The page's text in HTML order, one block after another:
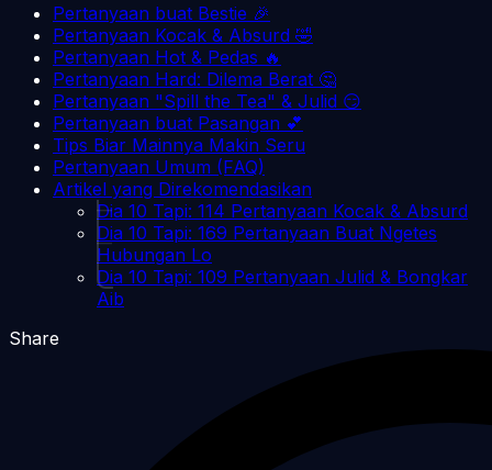
Pertanyaan buat Bestie 🎉
Pertanyaan Kocak & Absurd 🤣
Pertanyaan Hot & Pedas 🔥
Pertanyaan Hard: Dilema Berat 🤔
Pertanyaan "Spill the Tea" & Julid 😏
Pertanyaan buat Pasangan 💕
Tips Biar Mainnya Makin Seru
Pertanyaan Umum (FAQ)
Artikel yang Direkomendasikan
Dia 10 Tapi: 114 Pertanyaan Kocak & Absurd
Dia 10 Tapi: 169 Pertanyaan Buat Ngetes
Hubungan Lo
Dia 10 Tapi: 109 Pertanyaan Julid & Bongkar
Aib
Share